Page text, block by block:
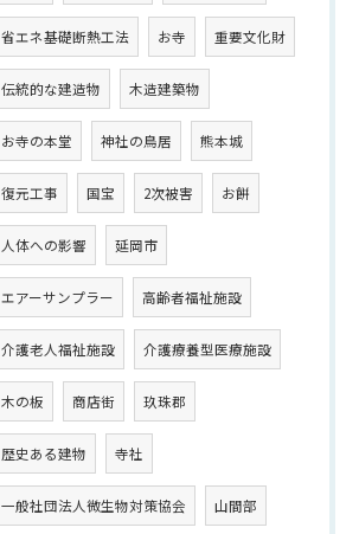
省エネ基礎断熱工法 お寺 重要文化財
伝統的な建造物 木造建築物
お寺の本堂 神社の鳥居 熊本城
復元工事 国宝 2次被害 お餅
人体への影響 延岡市
エアーサンプラー 高齢者福祉施設
介護老人福祉施設 介護療養型医療施設
木の板 商店街 玖珠郡
歴史ある建物 寺社
一般社団法人微生物対策協会 山間部